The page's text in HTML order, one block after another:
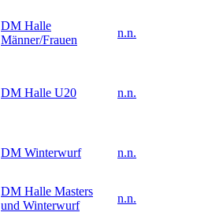
DM Halle
Männer/Frauen
n.n.
DM Halle U20 n.n.
DM Winterwurf n.n.
DM Halle Masters
und Winterwurf
n.n.